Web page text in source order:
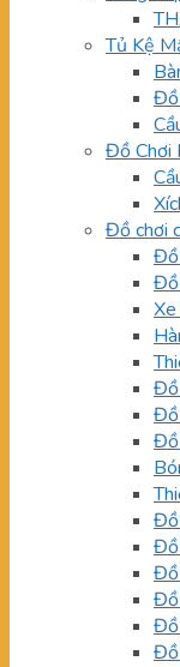
Tủ Kệ
Đồ
Đồ Chơi
Đồ chơi
Đồ
Đồ
Đồ
Đồ
Đồ
Đồ
Đồ
Đồ
Đồ
Đồ
Đồ